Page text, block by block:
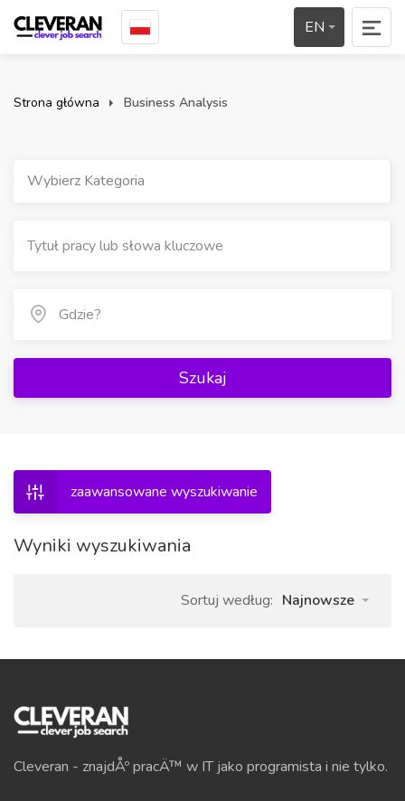
EN
Strona główna Business Analysis
Wybierz Kategoria
Szukaj
zaawansowane wyszukiwanie
Wyniki wyszukiwania
Sortuj według: Najnowsze
Cleveran - znajdÅº pracÄ™ w IT jako programista i nie tylko.